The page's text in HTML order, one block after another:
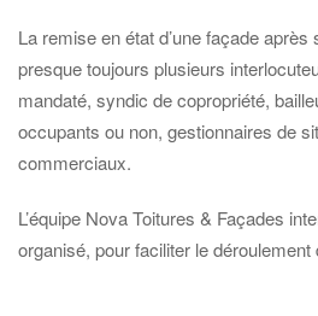
La remise en état d’une façade
presque toujours plusieurs
mandaté, syndic de copropriété,
occupants ou non, gestionnaires de
commerciaux.
L’équipe Nova Toitures & Façades
organisé, pour faciliter le déroulement